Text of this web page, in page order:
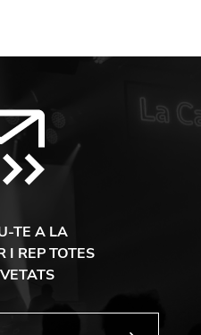
TE A LA
I REP TOTES